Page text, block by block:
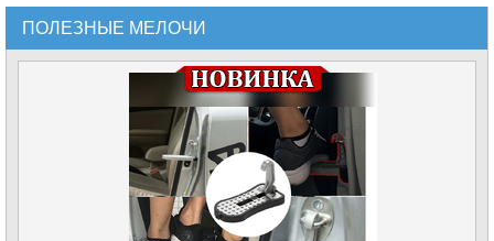
ПОЛЕЗНЫЕ МЕЛОЧИ